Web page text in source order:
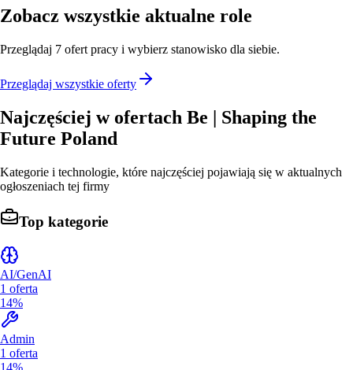
Zobacz wszystkie aktualne role
Przeglądaj 7 ofert pracy i wybierz stanowisko dla siebie.
Przeglądaj wszystkie oferty
Najczęściej w ofertach Be | Shaping the
Future Poland
Kategorie i technologie, które najczęściej pojawiają się w aktualnych
ogłoszeniach tej firmy
Top kategorie
AI/GenAI
1 oferta
14%
Admin
1 oferta
14%